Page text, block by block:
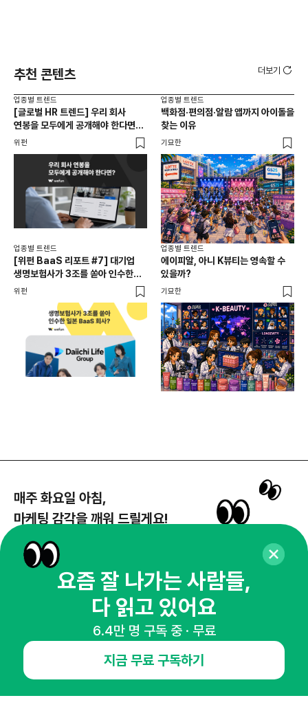
추천 콘텐츠 더보기
업종별 트렌드
[글로벌 HR 트렌드] 우리 회사
연봉을 모두에게 공개해야 한다면? |
급여 투명성 법, 해외 사례, 연봉
위펀
업종별 트렌드
백화점·편의점·알람 앱까지 아이돌을
찾는 이유
기묘한
업종별 트렌드
[위펀 BaaS 리포트 #7] 대기업
생명보험사가 3조를 쏟아 인수한
일본 BaaS 회사의 정체는?
위펀
업종별 트렌드
에이피알, 아니 K뷰티는 영속할 수
있을까?
기묘한
매주 화요일 아침,
마케팅 감각을 깨워 드릴게요!
뉴스레터 구독하기
오픈애즈란
요즘 잘 나가는 사람들,
다 읽고 있어요
6.4만 명 구독 중 · 무료
지금 무료 구독하기